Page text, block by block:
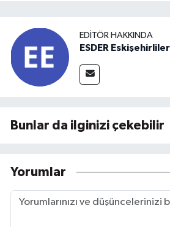
EDITÖR HAKKINDA
ESDER
Bunlar da ilginizi çekebilir
Yorumlar